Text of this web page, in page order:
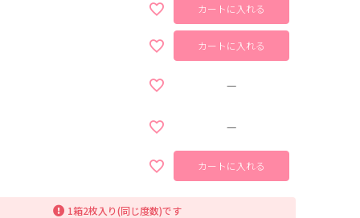
カートに入れる
カートに入れる
—
—
カートに入れる
1箱2枚入り(同じ度数)です